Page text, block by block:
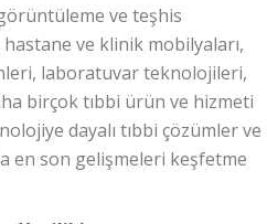
ve teşhis
ve klinik mobilyaları,
laboratuvar teknolojileri,
birçok tıbbi ürün ve hizmeti
dayalı tıbbi çözümler ve
en son gelişmeleri keşfetme